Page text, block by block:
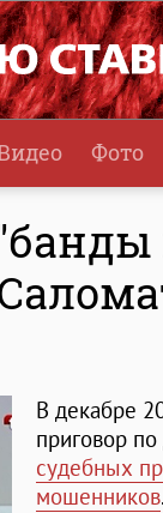
Фото
В декабре
приговор по
судебных
мошенников.